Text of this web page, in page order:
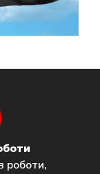
роботи,